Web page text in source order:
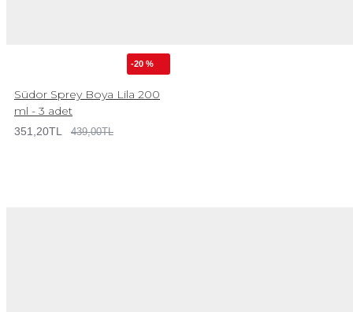
-20 %
Südor Sprey Boya Lila 200
ml - 3 adet
351,20TL 439,00TL